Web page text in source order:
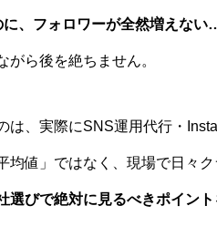
に、フォロワーが全然増えな
がら後を絶ちません。
は、実際にSNS運用代行・
均値」ではなく、現場で日々
選びで絶対に見るべきポイント